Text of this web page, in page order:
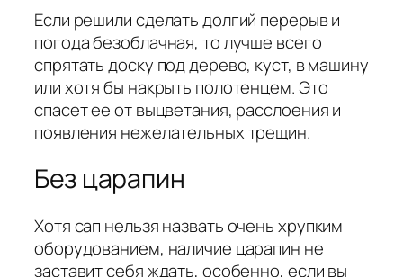
Если решили сделать долгий перерыв и
погода безоблачная, то лучше всего
спрятать доску под дерево, куст, в машину
или хотя бы накрыть полотенцем. Это
спасет ее от выцветания, расслоения и
появления нежелательных трещин.
Без царапин
Хотя сап нельзя назвать очень хрупким
оборудованием, наличие царапин не
заставит себя ждать, особенно, если вы